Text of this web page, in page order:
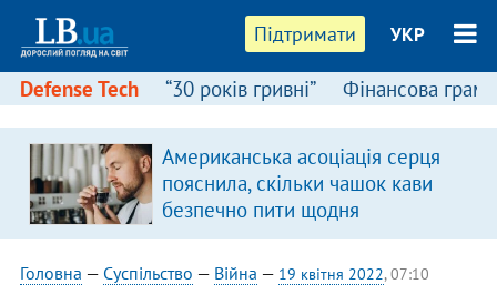
Підтримати УКР
Defense Tech “30 років гривні” Фінансова
Американська асоціація серця
пояснила, скільки чашок кави
безпечно пити щодня
Головна — Суспільство — Війна — 19 квітня 2022, 07:10